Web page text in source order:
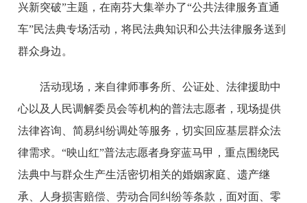
兴新突破”主题，在南芬大集举办了“公共法律服务直通
车”民法典专场活动，将民法典知识和公共法律服务送到
群众身边。
活动现场，来自律师事务所、公证处、法律援助中
心以及人民调解委员会等机构的普法志愿者，现场提供
法律咨询、简易纠纷调处等服务，切实回应基层群众法
律需求。“映山红”普法志愿者身穿蓝马甲，重点围绕民
法典中与群众生产生活密切相关的婚姻家庭、遗产继
承、人身损害赔偿、劳动合同纠纷等条款，面对面、零